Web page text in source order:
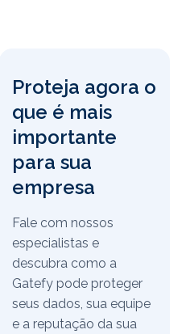
Proteja agora o
que é mais
importante
para sua
empresa
Fale com nossos
especialistas e
descubra como a
Gatefy pode proteger
seus dados, sua equipe
e a reputação da sua